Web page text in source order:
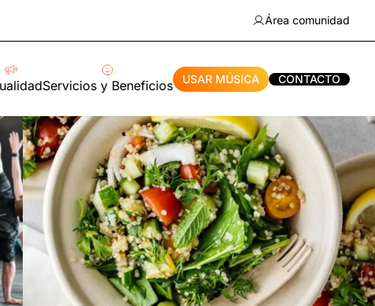
Área comunidad
Servicios y Beneficios USAR MÚSICA CONTACTO